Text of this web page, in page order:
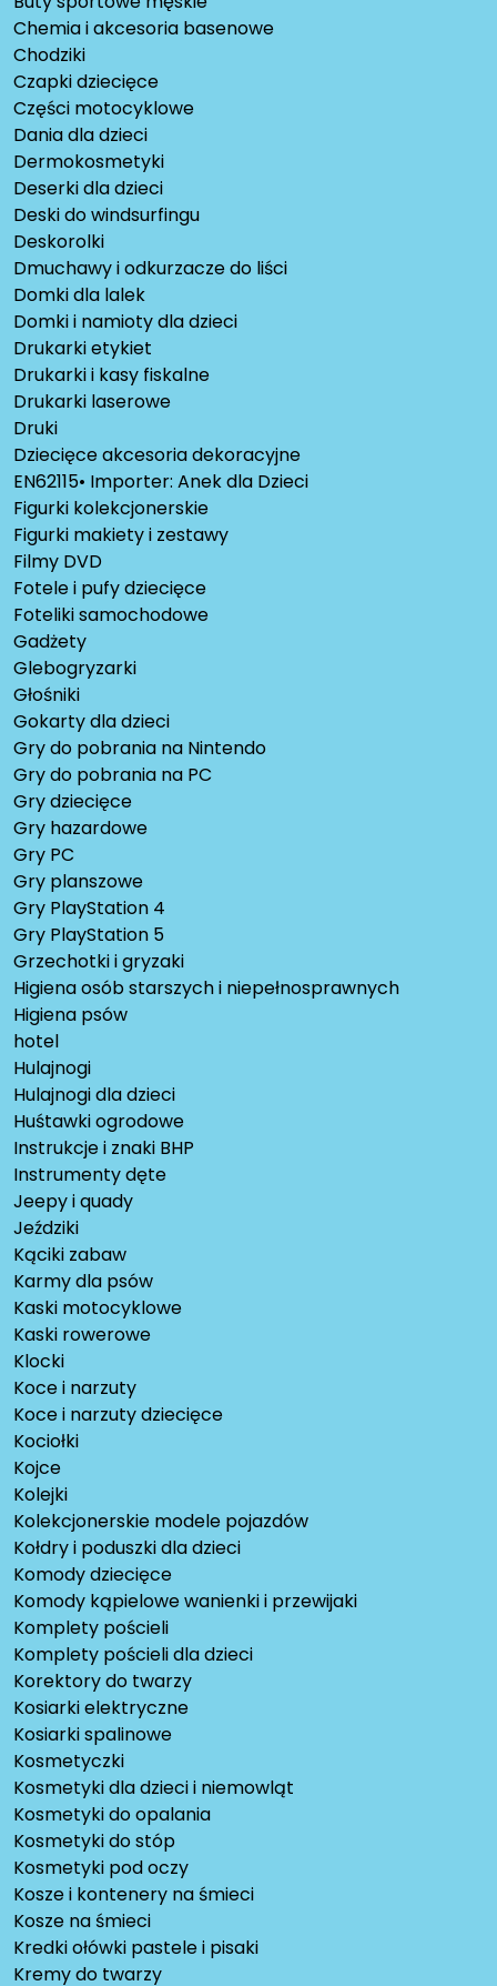
Chemia i akcesoria basenowe
Chodziki
Czapki dziecięce
Części motocyklowe
Dania dla dzieci
Dermokosmetyki
Deserki dla dzieci
Deski do windsurfingu
Deskorolki
Dmuchawy i odkurzacze do liści
Domki dla lalek
Domki i namioty dla dzieci
Drukarki etykiet
Drukarki i kasy fiskalne
Drukarki laserowe
Druki
Dziecięce akcesoria dekoracyjne
EN62115• Importer: Anek dla Dzieci
Figurki kolekcjonerskie
Figurki makiety i zestawy
Filmy DVD
Fotele i pufy dziecięce
Foteliki samochodowe
Gadżety
Glebogryzarki
Głośniki
Gokarty dla dzieci
Gry do pobrania na Nintendo
Gry do pobrania na PC
Gry dziecięce
Gry hazardowe
Gry PC
Gry planszowe
Gry PlayStation 4
Gry PlayStation 5
Grzechotki i gryzaki
Higiena osób starszych i niepełnosprawnych
Higiena psów
hotel
Hulajnogi
Hulajnogi dla dzieci
Huśtawki ogrodowe
Instrukcje i znaki BHP
Instrumenty dęte
Jeepy i quady
Jeździki
Kąciki zabaw
Karmy dla psów
Kaski motocyklowe
Kaski rowerowe
Klocki
Koce i narzuty
Koce i narzuty dziecięce
Kociołki
Kojce
Kolejki
Kolekcjonerskie modele pojazdów
Kołdry i poduszki dla dzieci
Komody dziecięce
Komody kąpielowe wanienki i przewijaki
Komplety pościeli
Komplety pościeli dla dzieci
Korektory do twarzy
Kosiarki elektryczne
Kosiarki spalinowe
Kosmetyczki
Kosmetyki dla dzieci i niemowląt
Kosmetyki do opalania
Kosmetyki do stóp
Kosmetyki pod oczy
Kosze i kontenery na śmieci
Kosze na śmieci
Kredki ołówki pastele i pisaki
Kremy do twarzy